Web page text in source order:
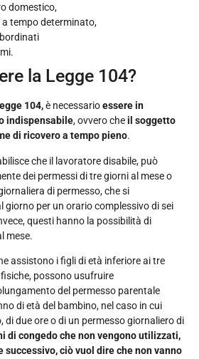
domestico,
tempo determinato,
la Legge 104?
104,è necessarioessere in
indispensabile, ovvero cheil soggetto
di ricovero a tempo pieno.
che il lavoratore disabile, può
dei permessi di tre giorni al mese o
di permesso, che si
giorno per un orario complessivo di sei
questi hanno la possibilità di
mese.
assistono i figli di età inferiore ai tre
possono usufruire
del permesso parentale
di età del bambino, nel caso in cui
due ore o di un permesso giornaliero di
di congedo che non vengono utilizzati,
successivo, ciò vuol dire che non vanno